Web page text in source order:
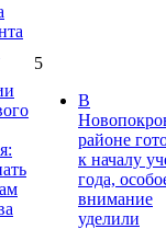
5
В
районе
к началу
года,
внимание
уделили